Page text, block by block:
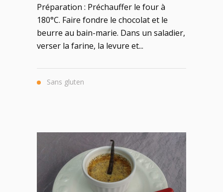
Préparation : Préchauffer le four à
180°C. Faire fondre le chocolat et le
beurre au bain-marie. Dans un saladier,
verser la farine, la levure et...
Sans gluten